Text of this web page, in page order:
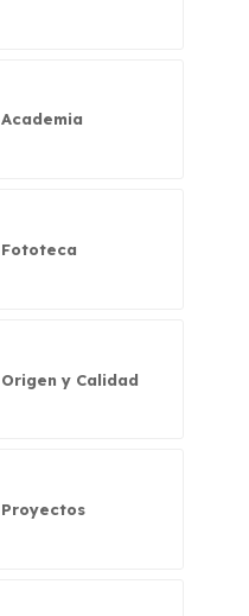
Academia
Fototeca
Origen y Calidad
Proyectos